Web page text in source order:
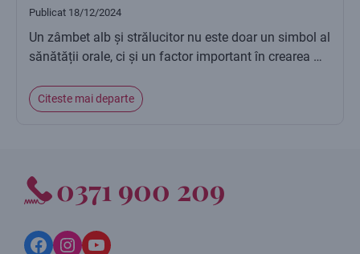
Publicat 18/12/2024
Un zâmbet alb și strălucitor nu este doar un simbol al
sănătății orale, ci și un factor important în crearea …
Citeste mai departe
0371 900 209
Facebook
Instagram
YouTube